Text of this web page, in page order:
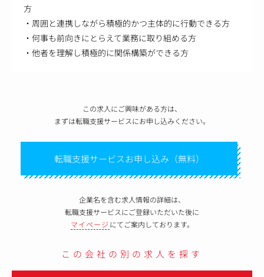
方
・周囲と連携しながら積極的かつ主体的に行動できる方
・何事も前向きにとらえて業務に取り組める方
・他者を理解し積極的に関係構築ができる方
この求人にご興味がある方は、
まずは転職支援サービスにお申し込みください。
転職支援サービスお申し込み（無料）
企業名を含む求人情報の詳細は、
転職支援サービスにご登録いただいた後に
マイページ にてご案内しております。
この会社の別の求人を探す